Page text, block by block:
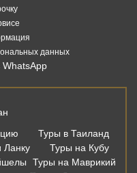
данных
WhatsApp
Туры в Таиланд
Туры на Кубу
Туры на Маврикий